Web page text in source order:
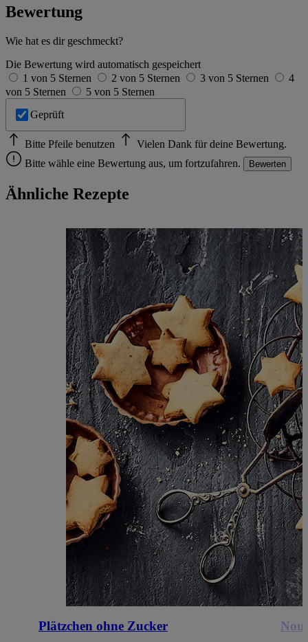
Bewertung
Wie hat es dir geschmeckt?
Die Bewertung wird automatisch gespeichert
1 von 5 Sternen
2 von 5 Sternen 3 von 5 Sternen
4
von 5 Sternen
5 von 5 Sternen
Geprüft
Bitte Pfeile benutzen
Vielen Dank für deine Bewertung.
Bitte wähle eine Bewertung aus, um fortzufahren.
Bewerten
Ähnliche Rezepte
Plätzchen ohne Zucker